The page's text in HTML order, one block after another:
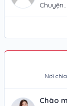
Chuyện…
Nơi
Chào